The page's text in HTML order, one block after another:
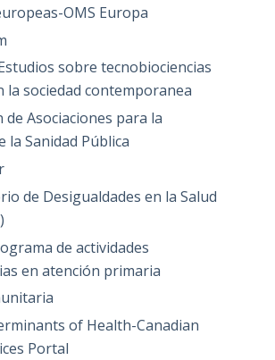
OMS Europa
sobre tecnobiociencias
la sociedad contemporanea
de Asociaciones para la
la Sanidad Pública
de Desigualdades en la Salud
de actividades
en atención primaria
of Health-Canadian
Portal